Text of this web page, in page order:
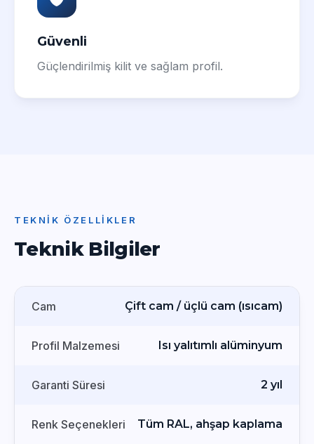
Güvenli
Güçlendirilmiş kilit ve sağlam profil.
TEKNIK ÖZELLIKLER
Teknik Bilgiler
Cam Çift cam / üçlü cam (ısıcam)
Profil Malzemesi Isı yalıtımlı alüminyum
Garanti Süresi 2 yıl
Renk Seçenekleri Tüm RAL, ahşap kaplama